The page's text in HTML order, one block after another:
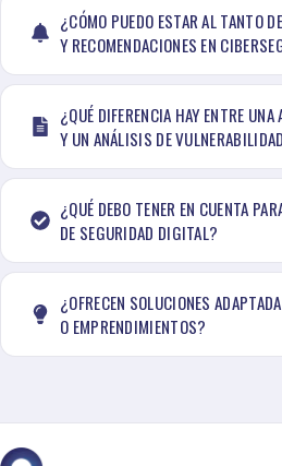
¿CÓMO PUEDO ESTAR AL TANTO
Y RECOMENDACIONES EN
¿QUÉ DIFERENCIA HAY ENTRE
Y UN ANÁLISIS DE
¿QUÉ DEBO TENER EN CUENTA
DE SEGURIDAD DIGITAL?
¿OFRECEN SOLUCIONES
O EMPRENDIMIENTOS?